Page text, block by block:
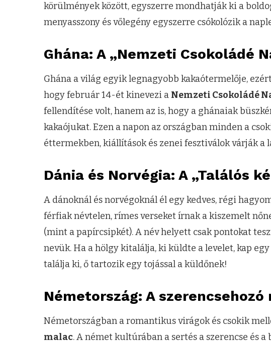
körülmények között, egyszerre mondhatják ki a
menyasszony és vőlegény egyszerre csókolózik a
Ghána: A „Nemzeti Csokoládé
Ghána a világ egyik legnagyobb kakaótermelője,
hogy február 14-ét kinevezi a Nemzeti Csokoládé
fellendítése volt, hanem az is, hogy a ghánaiak
kakaójukat. Ezen a napon az országban minden a
éttermekben, kiállítások és zenei fesztiválok várják a
Dánia és Norvégia: A „Találós
A dánoknál és norvégoknál él egy kedves, régi
férfiak névtelen, rímes verseket írnak a kiszemelt
(mint a papírcsipkét). A név helyett csak pontokat
nevük. Ha a hölgy kitalálja, ki küldte a levelet, kap
találja ki, ő tartozik egy tojással a küldőnek!
Németország: A
Németországban a romantikus virágok és csokik
malac. A német kultúrában a sertés a szerencse és